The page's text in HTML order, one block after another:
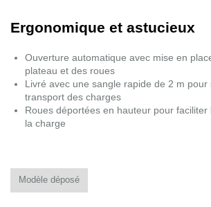
Ergonomique et astucieux
Ouverture automatique avec mise en
plateau et des roues
Livré avec une sangle rapide de 2 m pour
transport des charges
Roues déportées en hauteur pour faciliter
la charge
Modèle déposé